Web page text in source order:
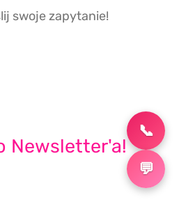
swoje zapytanie!
Newsletter'a!
📞
💬